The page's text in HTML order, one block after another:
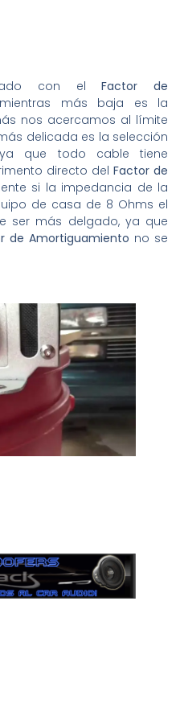
con elFactor de
más baja es la
nos acercamos al límite
delicada es la selección
que todo cable tiene
directo del Factor de
si la impedancia de la
de casa de 8 Ohms el
ser más delgado, ya que
de Amortiguamiento no se